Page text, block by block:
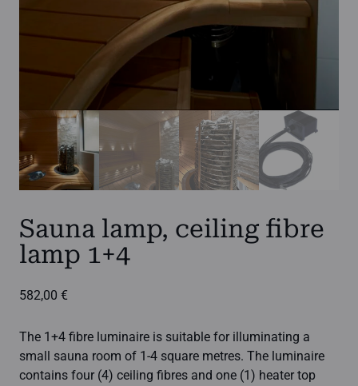
Sauna lamp, ceiling fibre
lamp 1+4
582,00 €
The 1+4 fibre luminaire is suitable for illuminating a
small sauna room of 1-4 square metres. The luminaire
contains four (4) ceiling fibres and one (1) heater top